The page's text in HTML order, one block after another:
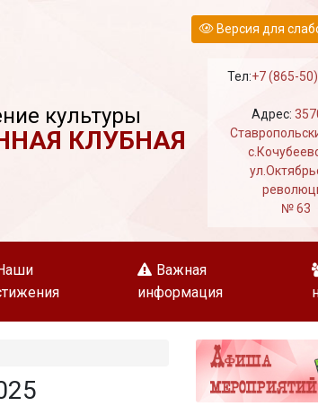
Версия для
культуры
КЛУБНАЯ
Тел:+7 (865-
Адрес:
№ 63
Важная
информация